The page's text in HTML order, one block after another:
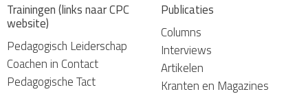
Trainingen (links naar CPC
website)
Pedagogisch Leiderschap
Coachen in Contact
Pedagogische Tact
Publicaties
Columns
Interviews
Artikelen
Kranten en Magazines